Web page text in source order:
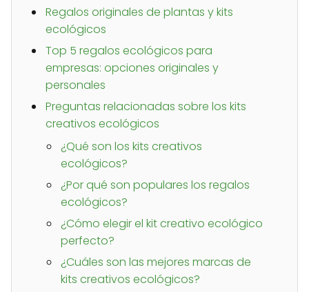
Regalos originales de plantas y kits
ecológicos
Top 5 regalos ecológicos para
empresas: opciones originales y
personales
Preguntas relacionadas sobre los kits
creativos ecológicos
¿Qué son los kits creativos
ecológicos?
¿Por qué son populares los regalos
ecológicos?
¿Cómo elegir el kit creativo ecológico
perfecto?
¿Cuáles son las mejores marcas de
kits creativos ecológicos?